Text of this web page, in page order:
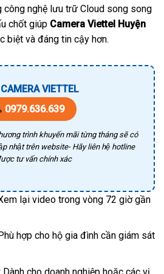
nghệ lưu trữ Cloud song song
chốt giúp Camera Viettel Huyện
biệt và đáng tin cậy hơn.
VIETTEL
0979.636.639
trình khuyến mãi từng tháng sẽ có
nhật trên website- Hãy liên hệ hotline
tư vấn chính xác
lại video trong vòng 72 giờ gần
hợp cho hộ gia đình cần giám sát